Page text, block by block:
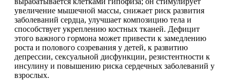
Протеин
НАЗАД
Сывороточный протеин
увеличение мышечной массы, снижает риск развития
заболеваний сердца, улучшает композицию тела и
способствует укреплению костных тканей. Дефицит
этого важного гормона может привести к замедлению
роста и полового созревания у детей, к развитию
депрессии, сексуальной дисфункции, резистентности к
инсулину и повышению риска сердечных заболеваний у
взрослых.